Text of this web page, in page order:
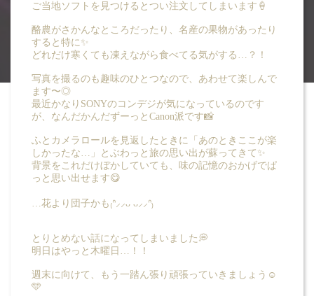
ご当地ソフトを見つけるとつい注文してしまいます🍦
酪農がさかんなところだったり、名産の果物があったり
すると特に✨
どれだけ寒くても凍えながら食べてる気がする…？！
写真を撮るのも趣味のひとつなので、あわせて楽しんで
ます〜◎
最近かなりSONYのコンデジが気になっているのです
が、なんだかんだずーっとCanon派です📸
ふとカメラロールを見返したときに「あのときここが楽
しかったな…」とぶわっと旅の思い出が蘇ってきて✨
背景をこれだけぼかしていても、味の記憶のおかげでぱ
っと思い出せます😋
…花より団子かも₍ᐢ⸝⸝ᴗ ᴗ⸝⸝ᐢ₎
とりとめない話になってしまいました💭
明日はやっと木曜日…！！
週末に向けて、もう一踏ん張り頑張っていきましょう☺️
🩵